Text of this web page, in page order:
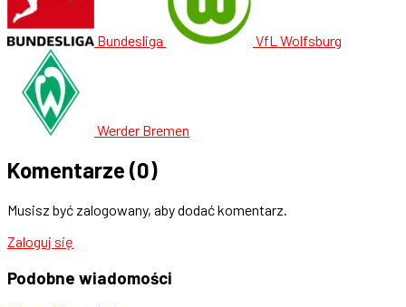
Bundesliga VfL Wolfsburg
Werder Bremen
Komentarze (0)
Musisz być zalogowany, aby dodać komentarz.
Zaloguj się
Podobne wiadomości